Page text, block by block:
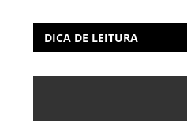
DICA DE LEITURA